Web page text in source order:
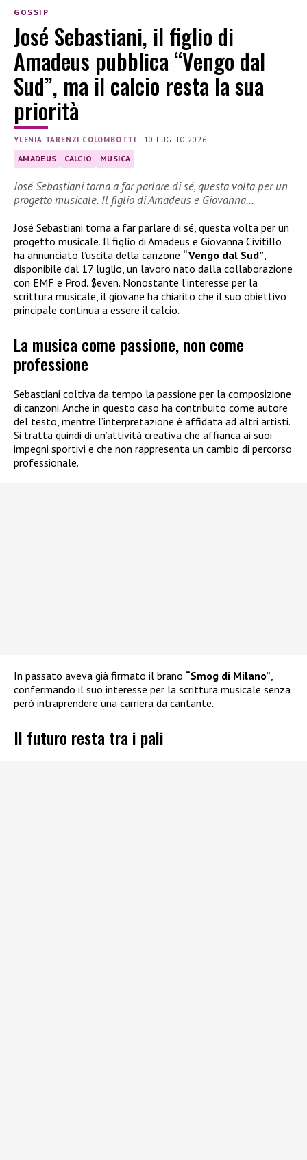
GOSSIP
José Sebastiani, il figlio di
Amadeus pubblica “Vengo dal
Sud”, ma il calcio resta la sua
priorità
YLENIA TARENZI COLOMBOTTI | 10 LUGLIO 2026
AMADEUS CALCIO MUSICA
José Sebastiani torna a far parlare di sé, questa volta per un
progetto musicale. Il figlio di Amadeus e Giovanna…
José Sebastiani torna a far parlare di sé, questa volta per un
progetto musicale. Il figlio di Amadeus e Giovanna Civitillo
ha annunciato l’uscita della canzone “Vengo dal Sud”
disponibile dal 17 luglio, un lavoro nato dalla collaborazione
con EMF e Prod. $even. Nonostante l’interesse per la
scrittura musicale, il giovane ha chiarito che il suo obiettivo
principale continua a essere il calcio.
La musica come passione, non come
professione
Sebastiani coltiva da tempo la passione per la composizione
di canzoni. Anche in questo caso ha contribuito come autore
del testo, mentre l’interpretazione è affidata ad altri artisti.
Si tratta quindi di un’attività creativa che affianca ai suoi
impegni sportivi e che non rappresenta un cambio di percorso
professionale.
In passato aveva già firmato il brano “Smog di Milano”
confermando il suo interesse per la scrittura musicale senza
però intraprendere una carriera da cantante.
Il futuro resta tra i pali